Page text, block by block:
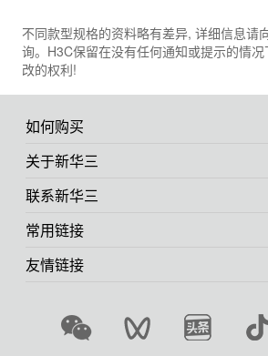
不同款型规格的资料略有差异, 详细信息请
询。H3C保留在没有任何通知或提示的情
改的权利!
如何购买
关于新华三
联系新华三
常用链接
友情链接